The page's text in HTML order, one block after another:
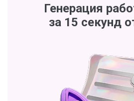
Генерация
за 15 секунд